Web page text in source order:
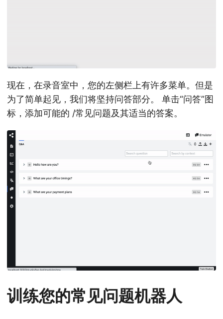
现在，在录音室中，您的左侧栏上有许多菜单。但是
为了简单起见，我们将坚持问答部分。 单击“问答”图
标，添加可能的 /常见问题及其适当的答案。
训练您的常见问题机器人